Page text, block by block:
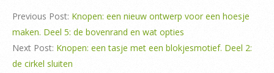
Previous Post: Knopen: een nieuw ontwerp voor een hoesje
maken. Deel 5: de bovenrand en wat opties
Next Post: Knopen: een tasje met een blokjesmotief. Deel 2:
de cirkel sluiten